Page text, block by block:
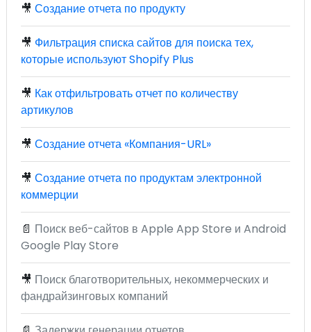
🎥 Создание отчета по продукту
🎥 Фильтрация списка сайтов для поиска тех,
которые используют Shopify Plus
🎥 Как отфильтровать отчет по количеству
артикулов
🎥 Создание отчета «Компания-URL»
🎥 Создание отчета по продуктам электронной
коммерции
📄 Поиск веб-сайтов в Apple App Store и Android
Google Play Store
🎥 Поиск благотворительных, некоммерческих и
фандрайзинговых компаний